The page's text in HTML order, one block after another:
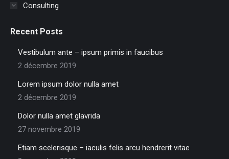
Consulting
Recent Posts
Vestibulum ante – ipsum primis in faucibus
2 décembre 2019
Lorem ipsum dolor nulla amet
2 décembre 2019
Dolor nulla amet glavrida
27 novembre 2019
Etiam scelerisque – iaculis felis arcu hendrerit vitae